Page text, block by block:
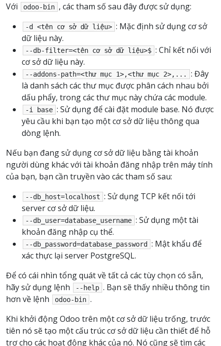
Với odoo-bin , các tham số sau đây được sử dụng:
-d <tên cơ sở dữ liệu> : Mặc định sử dụng cơ sở
dữ liệu này.
--db-filter=<tên cơ sở dữ liệu>$ : Chỉ kết nối với
cơ sở dữ liệu này.
--addons-path=<thư mục 1>,<thư mục 2>,...
: Đây
là danh sách các thư mục được phân cách nhau bởi
dấu phẩy, trong các thư mục này chứa các module.
-i base : Sử dụng để cài đặt module base. Nó được
yêu cầu khi bạn tạo một cơ sở dữ liệu thông qua
dòng lệnh.
Nếu bạn đang sử dụng cơ sở dữ liệu bằng tài khoản
người dùng khác với tài khoản đăng nhập trên máy tính
của bạn, bạn cần truyền vào các tham số sau:
--db_host=localhost : Sử dụng TCP kết nối tới
server cơ sở dữ liệu.
--db_user=database_username : Sử dụng một tài
khoản đăng nhập cụ thể.
--db_password=database_password : Mật khẩu để
xác thực lại server PostgreSQL.
Để có cái nhìn tổng quát về tất cả các tùy chọn có sẵn,
hãy sử dụng lệnh
--help . Bạn sẽ thấy nhiều thông tin
hơn về lệnh
odoo-bin .
Khi khởi động Odoo trên một cơ sở dữ liệu trống, trước
tiên nó sẽ tạo một cấu trúc cơ sở dữ liệu cần thiết để hỗ
trợ cho các hoạt động khác của nó. Nó cũng sẽ tìm các